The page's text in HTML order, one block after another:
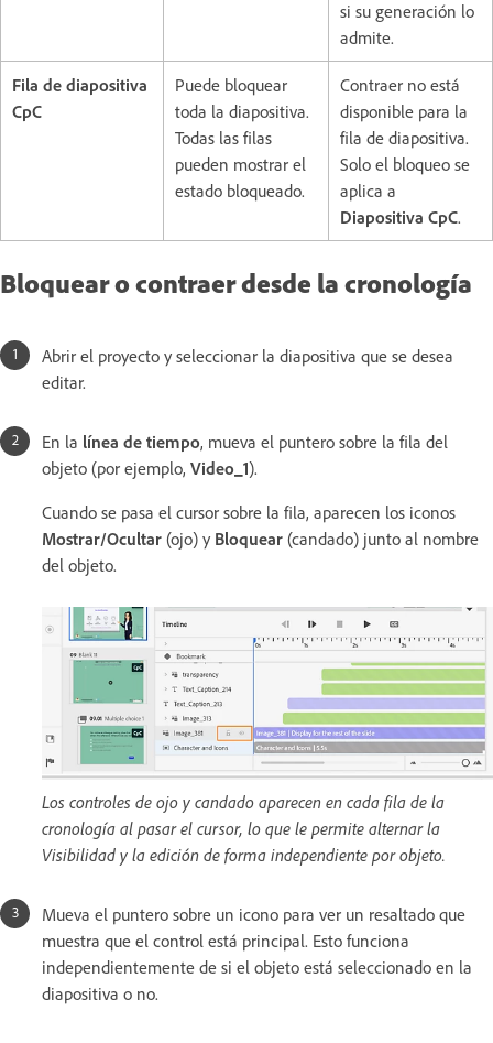
si su generación lo
admite.
Fila de diapositiva
CpC
Puede bloquear
toda la diapositiva.
Todas las filas
pueden mostrar el
estado bloqueado.
Contraer no está
disponible para la
fila de diapositiva.
Solo el bloqueo se
aplica a
Diapositiva CpC.
Bloquear o contraer desde la cronología
Abrir el proyecto y seleccionar la diapositiva que se desea
editar.
En la línea de tiempo, mueva el puntero sobre la fila del
objeto (por ejemplo, Video_1).
Cuando se pasa el cursor sobre la fila, aparecen los iconos
Mostrar/Ocultar (ojo) y Bloquear (candado) junto al nombre
del objeto.
Los controles de ojo y candado aparecen en cada fila de la
cronología al pasar el cursor, lo que le permite alternar la
Visibilidad y la edición de forma independiente por objeto.
Mueva el puntero sobre un icono para ver un resaltado que
muestra que el control está principal. Esto funciona
independientemente de si el objeto está seleccionado en la
diapositiva o no.